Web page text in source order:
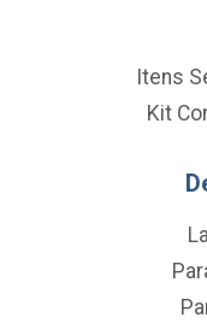
Itens
Kit